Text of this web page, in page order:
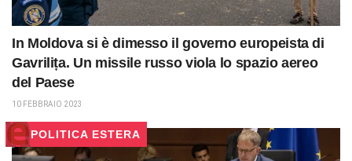
In Moldova si è dimesso il governo europeista di
Gavrilița. Un missile russo viola lo spazio aereo
del Paese
10 FEBBRAIO 2023
POLITICA ESTERA